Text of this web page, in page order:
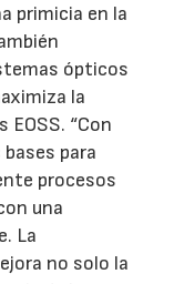
primicia en la
ópticos
la
“Con
para
procesos
una
La
no solo la